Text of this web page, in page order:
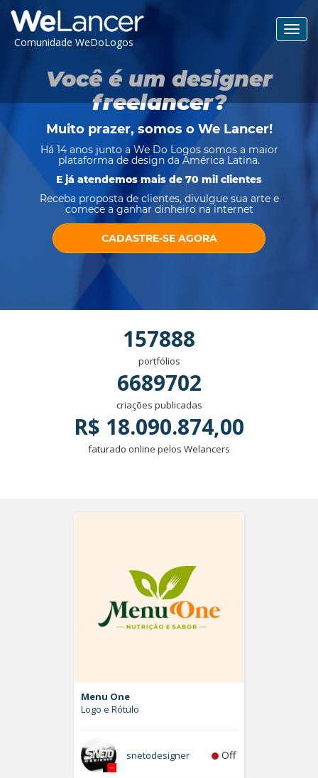
Comunidade WeDoLogos
Você é um designer
freelancer?
Muito prazer, somos o We Lancer!
Há 14 anos junto a We Do Logos somos a maior
plataforma de design da América Latina.
E já atendemos mais de 70 mil clientes
Receba proposta de clientes, divulgue sua arte e
comece a ganhar dinheiro na internet
CADASTRE-SE AGORA
157888
portfólios
6689702
criações publicadas
R$ 18.090.874,00
faturado online pelos Welancers
Menu One
Logo e Rótulo
snetodesigner Off